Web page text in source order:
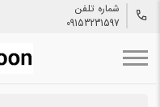
شماره تلفن
09153231597